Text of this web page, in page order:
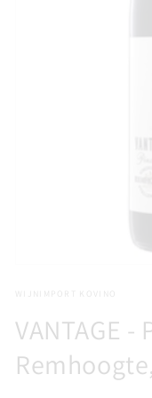
openen
modaal
WIJNIMPORT KOVINO
VANTAGE -